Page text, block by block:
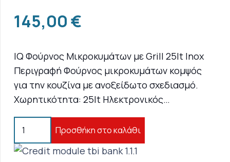
145,00€
IQ Φούρνος Μικροκυμάτων με Grill 25lt Inox
Περιγραφή Φούρνος μικροκυμάτων κομψός
για την κουζίνα με ανοξείδωτο σχεδιασμό.
Χωρητικότητα: 25lt Ηλεκτρονικός…
1176
Προσθήκη στο καλάθι